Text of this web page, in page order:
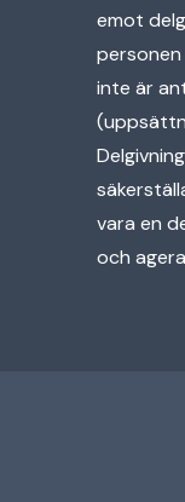
emot
inte är
vara en
och